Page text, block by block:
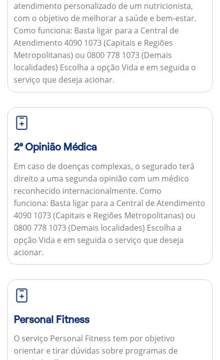
atendimento personalizado de um nutricionista,
com o objetivo de melhorar a saúde e bem-estar.
Como funciona: Basta ligar para a Central de
Atendimento 4090 1073 (Capitais e Regiões
Metropolitanas) ou 0800 778 1073 (Demais
localidades) Escolha a opção Vida e em seguida o
serviço que deseja acionar.
2ª Opinião Médica
Em caso de doenças complexas, o segurado terá
direito a uma segunda opinião com um médico
reconhecido internacionalmente. Como
funciona: Basta ligar para a Central de Atendimento
4090 1073 (Capitais e Regiões Metropolitanas) ou
0800 778 1073 (Demais localidades) Escolha a
opção Vida e em seguida o serviço que deseja
acionar.
Personal Fitness
O serviço Personal Fitness tem por objetivo
orientar e tirar dúvidas sobre programas de